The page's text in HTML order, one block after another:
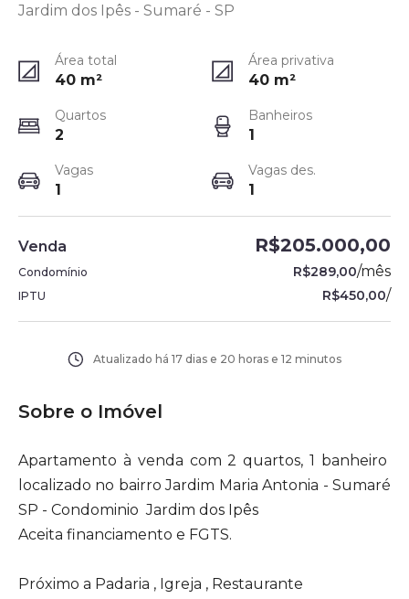
Jardim dos Ipês - Sumaré - SP
Área total
40 m²
Área privativa
40 m²
Quartos
2
Banheiros
1
Vagas
1
Vagas des.
1
Venda R$205.000,00
Condomínio R$289,00/mês
IPTU R$450,00/
Atualizado há 17 dias e 20 horas e 12 minutos
Sobre o Imóvel
Apartamento à venda com 2 quartos, 1 banheiro
localizado no bairro Jardim Maria Antonia - Sumaré
SP - Condominio Jardim dos Ipês
Aceita financiamento e FGTS.
Próximo a Padaria , Igreja , Restaurante